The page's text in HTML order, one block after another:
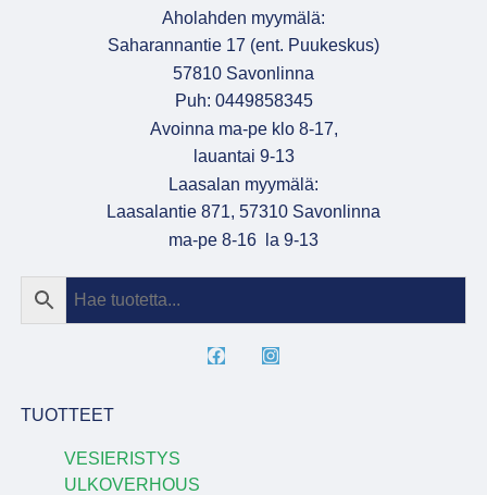
Aholahden myymälä:
Saharannantie 17 (ent. Puukeskus)
57810 Savonlinna
Puh: 0449858345
Avoinna ma-pe klo 8-17,
lauantai 9-13
Laasalan myymälä:
Laasalantie 871, 57310 Savonlinna
ma-pe 8-16 la 9-13
TUOTTEET
VESIERISTYS
ULKOVERHOUS